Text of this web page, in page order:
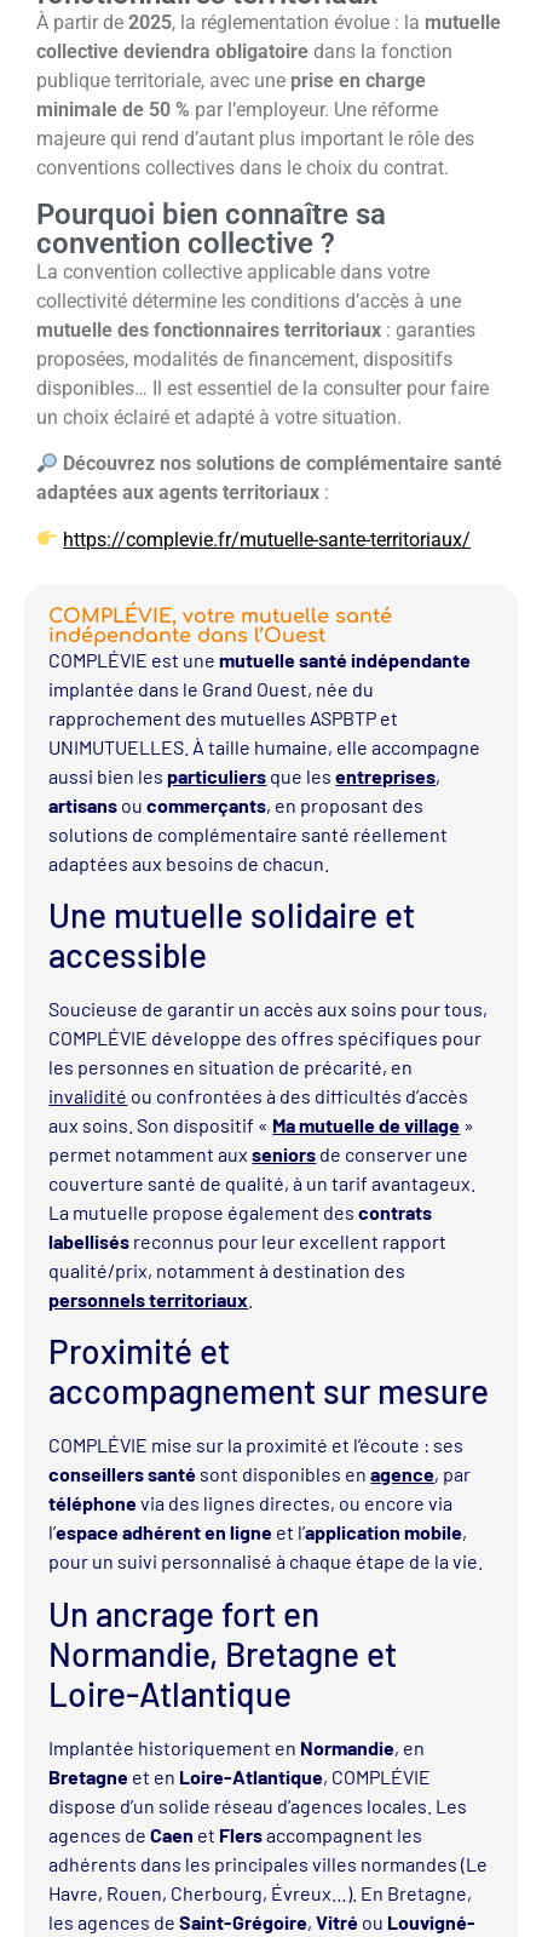
À partir de 2025, la réglementation évolue : la mutuelle
collective deviendra obligatoire dans la fonction
publique territoriale, avec une prise en charge
minimale de 50 % par l’employeur. Une réforme
majeure qui rend d’autant plus important le rôle des
conventions collectives dans le choix du contrat.
Pourquoi bien connaître sa
convention collective ?
La convention collective applicable dans votre
collectivité détermine les conditions d’accès à une
mutuelle des fonctionnaires territoriaux : garanties
proposées, modalités de financement, dispositifs
disponibles… Il est essentiel de la consulter pour faire
un choix éclairé et adapté à votre situation.
Découvrez nos solutions de complémentaire santé
adaptées aux agents territoriaux :
https://complevie.fr/mutuelle-sante-territoriaux/
COMPLÉVIE, votre mutuelle santé
indépendante dans l’Ouest
COMPLÉVIE est unemutuelle santé indépendante
implantée dans le Grand Ouest, née du
rapprochement des mutuelles ASPBTP et
UNIMUTUELLES. À taille humaine, elle accompagne
aussi bien lesparticuliers que lesentreprises,
artisans oucommerçants, en proposant des
solutions de complémentaire santé réellement
adaptées aux besoins de chacun.
Une mutuelle solidaire et
accessible
Soucieuse de garantir un accès aux soins pour tous,
COMPLÉVIE développe des offres spécifiques pour
les personnes en situation de précarité, en
invalidité ou confrontées à des difficultés d’accès
aux soins. Son dispositif « Ma mutuelle de village »
permet notamment auxseniors de conserver une
couverture santé de qualité, à un tarif avantageux.
La mutuelle propose également descontrats
labellisés reconnus pour leur excellent rapport
qualité/prix, notamment à destination des
personnels territoriaux
Proximité et
accompagnement sur mesure
COMPLÉVIE mise sur la proximité et l’écoute : ses
conseillers santé sont disponibles enagence, par
téléphonevia des lignes directes, ou encore via
l’espace adhérent en ligne et l’application mobile,
pour un suivi personnalisé à chaque étape de la vie.
Un ancrage fort en
Normandie, Bretagne et
Loire-Atlantique
Implantée historiquement en Normandie, en
Bretagne et en Loire-Atlantique, COMPLÉVIE
dispose d’un solide réseau d’agences locales. Les
agences deCaen et Flersaccompagnent les
adhérents dans les principales villes normandes (Le
Havre, Rouen, Cherbourg, Évreux…). En Bretagne,
les agences deSaint-Grégoire,Vitré ou Louvigné-